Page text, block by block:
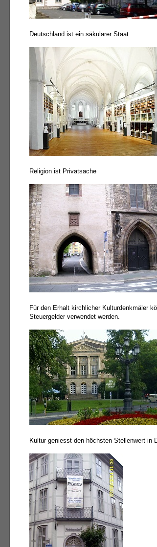
Deutschland ist ein säkularer Staat
Religion ist Privatsache
Für den Erhalt kirchlicher Kulturdenkmäler
Steuergelder verwendet werden.
Kultur geniesst den höchsten Stellenwert in